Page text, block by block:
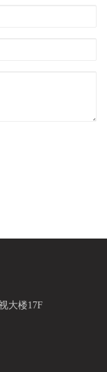
大楼17F